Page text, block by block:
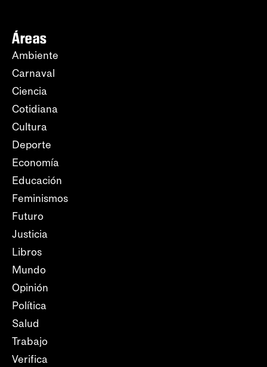
Áreas
Ambiente
Carnaval
Ciencia
Cotidiana
Cultura
Deporte
Economía
Educación
Feminismos
Futuro
Justicia
Libros
Mundo
Opinión
Política
Salud
Trabajo
Verifica